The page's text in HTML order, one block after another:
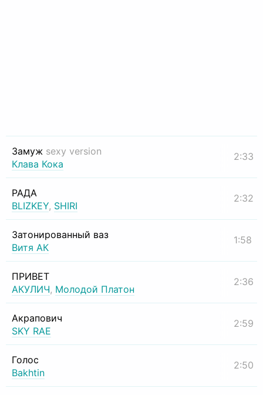
Замуж sexy version
Клава Кока
2:33
РАДА
BLIZKEY, SHIRI
2:32
Затонированный ваз
Витя АК
1:58
ПРИВЕТ
АКУЛИЧ, Молодой Платон
2:36
Акрапович
SKY RAE
2:59
Голос
Bakhtin
2:50